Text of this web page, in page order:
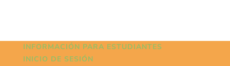
INFORMACIÓN PARA ESTUDIANTES
INICIO DE SESIÓN